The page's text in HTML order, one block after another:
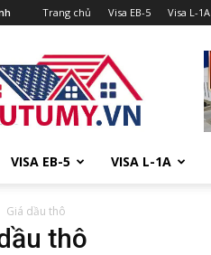
Trang chủ Visa EB-5 Visa L-1A
VISA EB-5 VISA L-1A
Giá dầu thô
thô